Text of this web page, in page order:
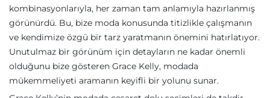
kombinasyonlarıyla, her zaman tam anlamıyla hazırlanmış
görünürdü. Bu, bize moda konusunda titizlikle çalışmanın
ve kendimize özgü bir tarz yaratmanın önemini hatırlatıyor.
Unutulmaz bir görünüm için detayların ne kadar önemli
olduğunu bize gösteren Grace Kelly, modada
mükemmeliyeti aramanın keyifli bir yolunu sunar.